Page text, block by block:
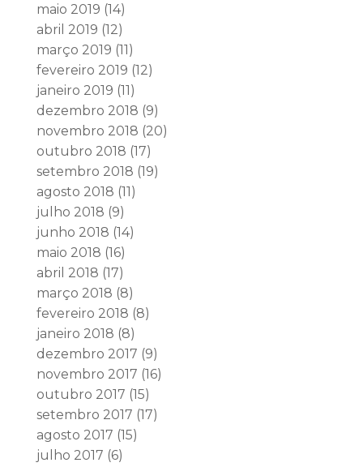
maio 2019 (14)
abril 2019 (12)
março 2019 (11)
fevereiro 2019 (12)
janeiro 2019 (11)
dezembro 2018 (9)
novembro 2018 (20)
outubro 2018 (17)
setembro 2018 (19)
agosto 2018 (11)
julho 2018 (9)
junho 2018 (14)
maio 2018 (16)
abril 2018 (17)
março 2018 (8)
fevereiro 2018 (8)
janeiro 2018 (8)
dezembro 2017 (9)
novembro 2017 (16)
outubro 2017 (15)
setembro 2017 (17)
agosto 2017 (15)
julho 2017 (6)